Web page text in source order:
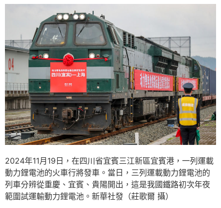
2024年11月19日，在四川省宜賓三江新區宜賓港，一列運載
動力鋰電池的火車行將發車。當日，三列運載動力鋰電池的
列車分辨從重慶、宜賓、貴陽開出，這是我國鐵路初次年夜
範圍試運輸動力鋰電池。新華社發（莊歌爾 攝）